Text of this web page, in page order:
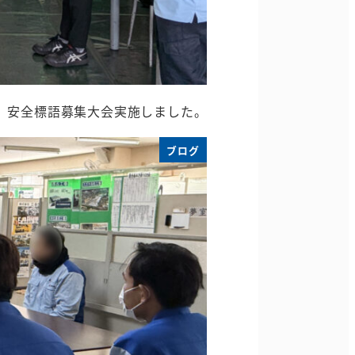
全標語募集大会実施しました。
ブログ